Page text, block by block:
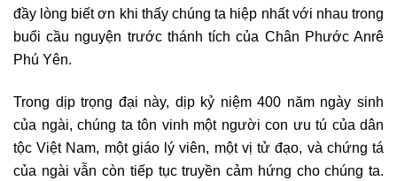
đầy lòng biết ơn khi thấy chúng ta hiệp nhất với nhau trong
buổi cầu nguyện trước thánh tích của Chân Phước Anrê
Phú Yên.
Trong dịp trọng đại này, dịp kỷ niệm 400 năm ngày sinh
của ngài, chúng ta tôn vinh một người con ưu tú của dân
tộc Việt Nam, một giáo lý viên, một vị tử đạo, và chứng tá
của ngài vẫn còn tiếp tục truyền cảm hứng cho chúng ta.